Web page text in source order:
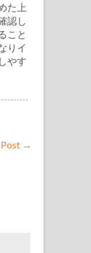
た上
認し
こと
りイ
やす
→